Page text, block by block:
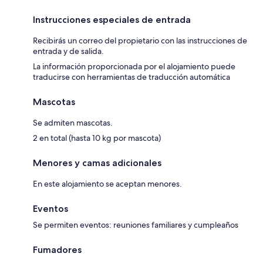
Instrucciones especiales de entrada
Recibirás un correo del propietario con las instrucciones de
entrada y de salida.
La información proporcionada por el alojamiento puede
traducirse con herramientas de traducción automática
Mascotas
Se admiten mascotas.
2 en total (hasta 10 kg por mascota)
Menores y camas adicionales
En este alojamiento se aceptan menores.
Eventos
Se permiten eventos: reuniones familiares y cumpleaños
Fumadores